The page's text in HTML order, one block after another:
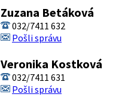
Zuzana Betáková
032/7411 632
Pošli správu
Veronika Kostková
032/7411 631
Pošli správu